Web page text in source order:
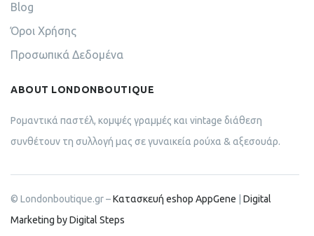
Blog
Όροι Χρήσης
Προσωπικά Δεδομένα
ABOUT LONDONBOUTIQUE
Ρομαντικά παστέλ, κομψές γραμμές και vintage διάθεση
συνθέτουν τη συλλογή μας σε γυναικεία ρούχα & αξεσουάρ.
© Londonboutique.gr –Κατασκευή eshop AppGene
Digital
Marketing by Digital Steps